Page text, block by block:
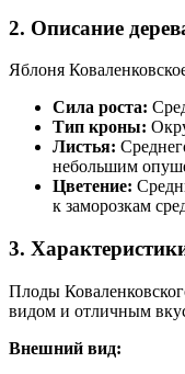
2. Описание
Яблоня
Сила роста:
Тип кроны:
Листья:
небольшим
Цветение:
к заморозкам
3.
Плоды
видом и отличным
Внешний вид: